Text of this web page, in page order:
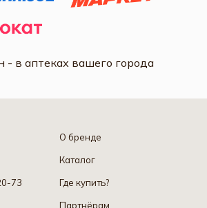
- в аптеках вашего города
О бренде
Каталог
Где купить?
Партнёрам
73